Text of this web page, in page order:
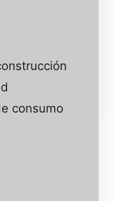
consumo